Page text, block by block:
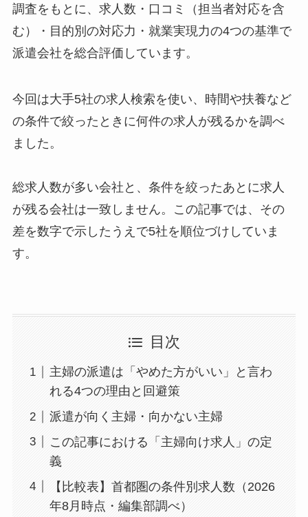
調査をもとに、求人数・口コミ（担当者対応を含
む）・目的別の対応力・就業実現力の4つの基準で
派遣会社を総合評価しています。
今回は大手5社の求人検索を使い、時間や扶養など
の条件で絞ったときに何件の求人が残るかを調べ
ました。
総求人数が多い会社と、条件を絞ったあとに求人
が残る会社は一致しません。この記事では、その
差を数字で示したうえで5社を順位づけしていま
す。
目次
主婦の派遣は「やめた方がいい」と言わ
れる4つの理由と回避策
派遣が向く主婦・向かない主婦
この記事における「主婦向け求人」の定
義
【比較表】首都圏の条件別求人数（2026
年8月時点・編集部調べ）